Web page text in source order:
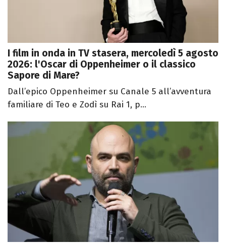
I film in onda in TV stasera, mercoledì 5 agosto
2026: l'Oscar di Oppenheimer o il classico
Sapore di Mare?
Dall’epico Oppenheimer su Canale 5 all’avventura
familiare di Teo e Zodì su Rai 1, p...